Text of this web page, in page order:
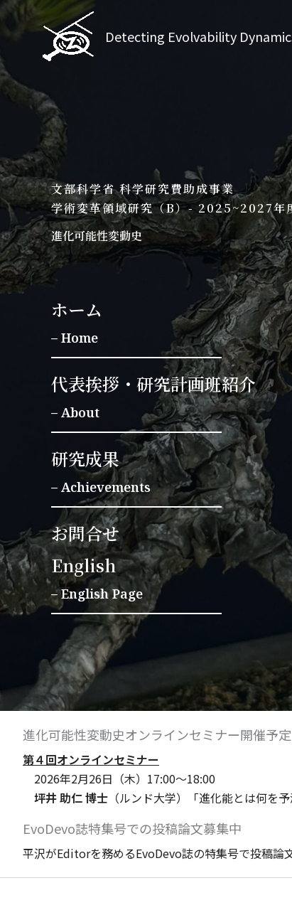
内
容
ス
キ
Detecting Evolvability
文部科学省 科学研究費助成事業
学術変革領域研究（B）- 2025~2027年
進化可能性変動史
ホーム
– Home
代表挨拶・研究計画班紹介
– About
研究成果
– Achievements
お問合せ
English
– English Page
進化可能性変動史オンラインセミナー開催予定
第４回オンラインセミナー
2026年2月26日（木）17:00〜18:00
坪井 助仁 博士 （ルンド大学）「進化能とは何を
EvoDevo誌特集号での投稿論文募集中
平沢がEditorを務めるEvoDevo誌の特集号で投稿論